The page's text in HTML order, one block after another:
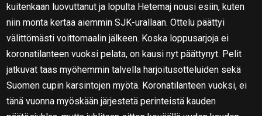
kuitenkaan luovuttanut ja lopulta Hetemaj nousi esiin, kuten
niin monta kertaa aiemmin SJK-urallaan. Ottelu päättyi
välittömästi voittomaalin jälkeen. Koska loppusarjoja ei
koronatilanteen vuoksi pelata, on kausi nyt päättynyt. Pelit
jatkuvat taas myöhemmin talvella harjoitusotteluiden sekä
Suomen cupin karsintojen myötä. Koronatilanteen vuoksi, ei
tänä vuonna myöskään järjestetä perinteistä kauden